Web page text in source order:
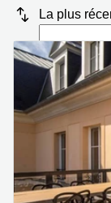
Bureau
virtuel
Toulouse
Strasbourg
Lyon
Coworking
Marseille
Centres
d'affaires
Toulouse
Coworking
Toulouse
Coworking
Nice
La plus